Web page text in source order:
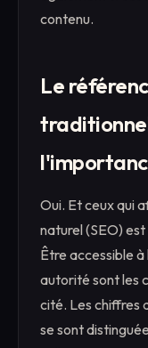
contenu.
Le
Oui. Et ceux qui
naturel (SEO)
Être accessible
autorité sont les
cité. Les chiffres
se sont